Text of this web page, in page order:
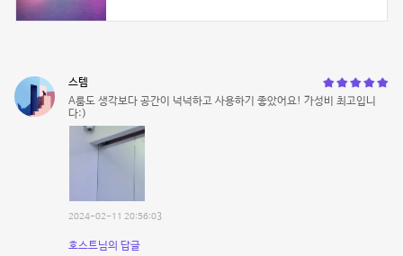
스템
A룸도 생각보다 공간이 넉넉하고 사용하기 좋았어요! 가성비 최고입니
다:)
2024-02-11 20:56:03
호스트님의 답글